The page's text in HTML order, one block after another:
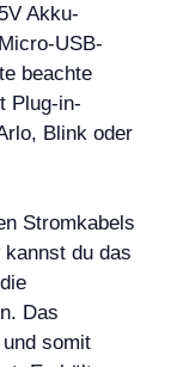
Akku-
USB-
beachte
Plug-in-
Blink oder
Stromkabels
kannst du das
Das
und somit